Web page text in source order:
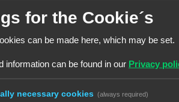
met online gebruikers
for the Cookie´s
can be made here, which may be set.
information can be found in our Privacy
necessary cookies (always required)